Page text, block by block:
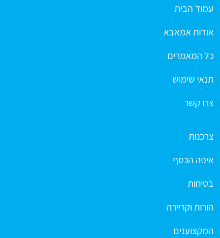
עמוד הבית
אודות אמאבא
כל המאמרים
תנאי שימוש
צרו קשר
צרכנות
איפה הכסף
בטיחות
הורות וקריירה
המקצוענים